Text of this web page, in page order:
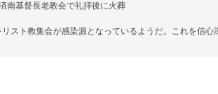
南基督長老教会で礼拝後に火葬
スト教集会が感染源となっているようだ。これを信